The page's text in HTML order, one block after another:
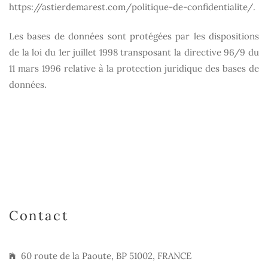
https://astierdemarest.com/politique-de-confidentialite/.
Les bases de données sont protégées par les dispositions
de la loi du 1er juillet 1998 transposant la directive 96/9 du
11 mars 1996 relative à la protection juridique des bases de
données.
Contact
60 route de la Paoute, BP 51002, FRANCE